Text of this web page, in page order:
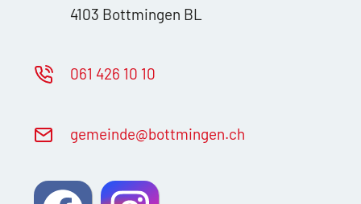
4103 Bottmingen BL
061 426 10 10
g m nd b ttm ng n ch